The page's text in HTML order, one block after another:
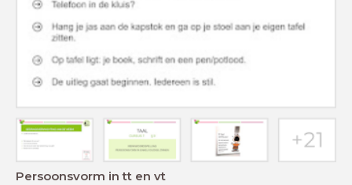
Persoonsvorm in tt en vt